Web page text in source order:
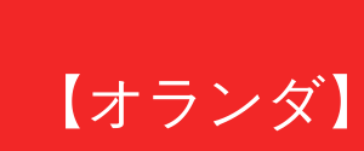
【オラン